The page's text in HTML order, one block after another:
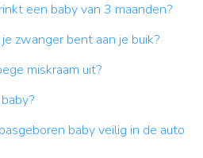
een baby van 3 maanden?
zwanger bent aan je buik?
miskraam uit?
baby veilig in de auto